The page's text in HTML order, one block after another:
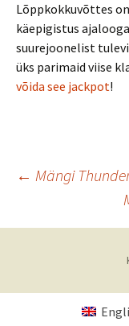
Lõppkokkuvõttes
käepigistus
suurejoonelist
üks parimaid viise
võida see jackpot!
← Mängi